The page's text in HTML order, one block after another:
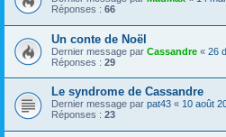
Réponses : 66
Un conte de Noël
Dernier message par Cassandre « 26
Réponses : 29
Le syndrome de Cassandre
Dernier message par pat43 « 10 août
Réponses : 23